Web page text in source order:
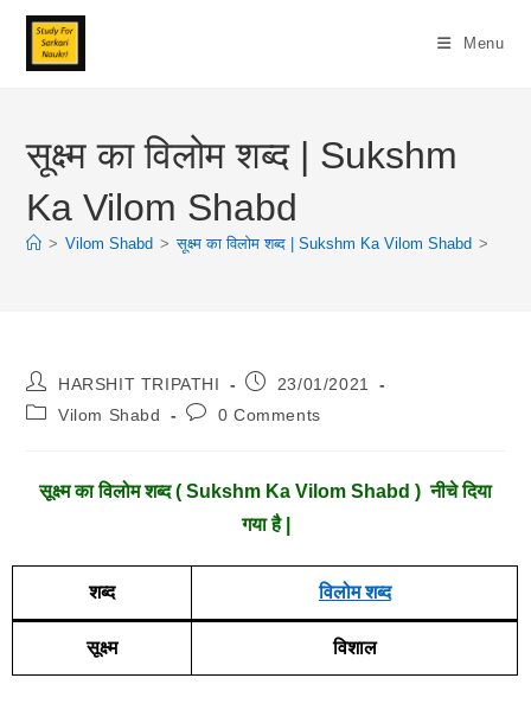
Skip
Content
Menu
सूक्ष्म का विलोम शब्द | Sukshm
Ka Vilom Shabd
> Vilom Shabd > सूक्ष्म का विलोम शब्द | Sukshm Ka Vilom Shabd >
Post
Author:
HARSHIT TRIPATHI
Post23/01/2021
PostVilom Shabd
Post0 Comments
सूक्ष्म का विलोम शब्द ( Sukshm Ka Vilom Shabd ) नीचे दिया
गया है |
शब्द विलोम शब्द
सूक्ष्म विशाल